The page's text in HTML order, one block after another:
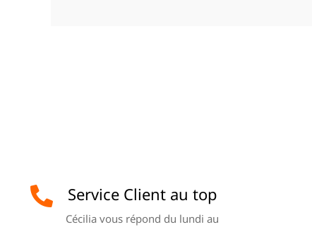
Service Client au top
Cécilia vous répond du lundi au